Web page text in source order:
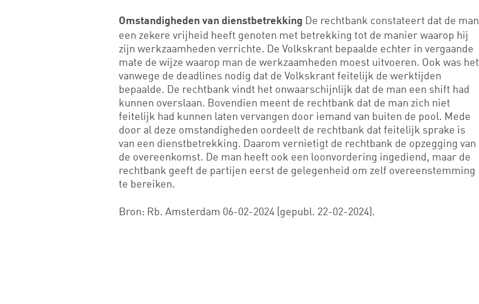
Omstandigheden van dienstbetrekking De rechtbank constateert dat de man
een zekere vrijheid heeft genoten met betrekking tot de manier waarop hij
zijn werkzaamheden verrichte. De Volkskrant bepaalde echter in vergaande
mate de wijze waarop man de werkzaamheden moest uitvoeren. Ook was het
vanwege de deadlines nodig dat de Volkskrant feitelijk de werktijden
bepaalde. De rechtbank vindt het onwaarschijnlijk dat de man een shift had
kunnen overslaan. Bovendien meent de rechtbank dat de man zich niet
feitelijk had kunnen laten vervangen door iemand van buiten de pool. Mede
door al deze omstandigheden oordeelt de rechtbank dat feitelijk sprake is
van een dienstbetrekking. Daarom vernietigt de rechtbank de opzegging van
de overeenkomst. De man heeft ook een loonvordering ingediend, maar de
rechtbank geeft de partijen eerst de gelegenheid om zelf overeenstemming
te bereiken.
Bron: Rb. Amsterdam 06-02-2024 (gepubl. 22-02-2024).